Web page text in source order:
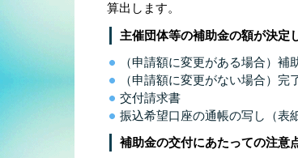
算出します。
主催団体等の補助金の額が決定
（申請額に変更がある場合）
（申請額に変更がない場合）
交付請求書
振込希望口座の通帳の写し（表
補助金の交付にあたっての注意